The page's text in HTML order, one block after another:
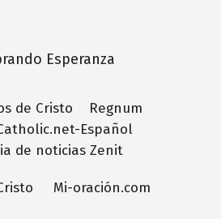
Esperanza
de Cristo Regnum
Español
de noticias Zenit
Mi-oración.com